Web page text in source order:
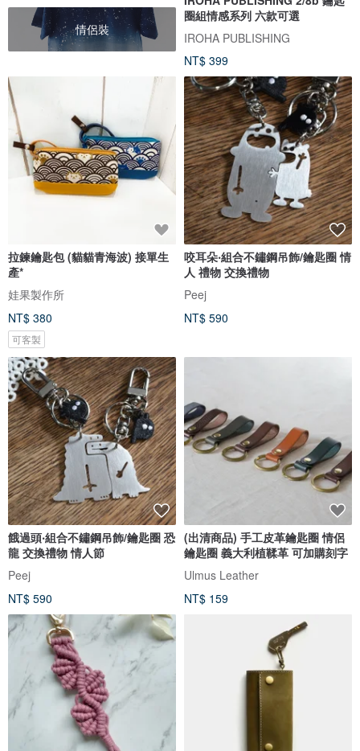
情侶裝
圈組情感系列 六款可選
IROHA PUBLISHING
NT$ 399
拉鍊鑰匙包 (貓貓青海波) 接單生
產*
娃果製作所
NT$ 380
可客製
咬耳朵‧組合不鏽鋼吊飾/鑰匙圈 情
人 禮物 交換禮物
Peej
NT$ 590
餓過頭‧組合不鏽鋼吊飾/鑰匙圈 恐
龍 交換禮物 情人節
Peej
NT$ 590
(出清商品) 手工皮革鑰匙圈 情侶
鑰匙圈 義大利植鞣革 可加購刻字
Ulmus Leather
NT$ 159